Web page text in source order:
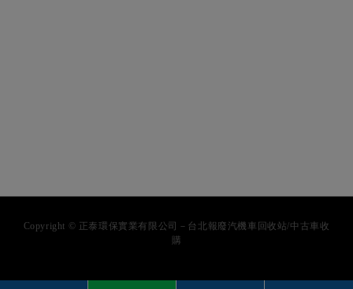
Copyright © 正泰環保實業有限公司－台北報廢汽機車回收站/中古車收
購